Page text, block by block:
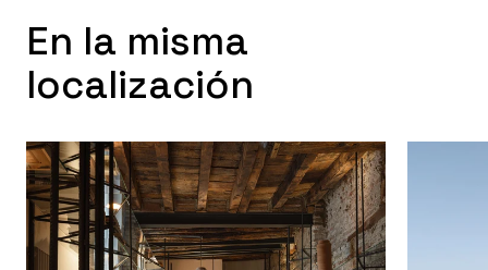
En la misma
localización